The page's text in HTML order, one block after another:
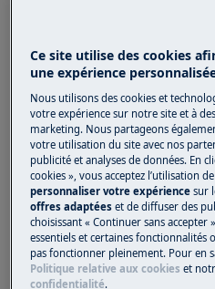
Solution
1. Contacter un centre
agréé.
En cas de rupture de la
machine à laver, nous
faire appel à un
Avertissement:Nous
produit tant que le
complètement résolu.
Ce site utilise des cookies
une expérience
Nous utilisons des cookies et
votre expérience sur notre site et à
marketing. Nous partageons
votre utilisation du site avec nos
publicité et analyses de données. En
cookies », vous acceptez l’utilisation
personnaliser votre expériencesur
offres adaptées et de diffuser des
choisissant « Continuer sans accepter
essentiels et certaines fonctionnalités
pas fonctionner pleinement. Pour en
Politique relative aux cookies et
confidentialité.